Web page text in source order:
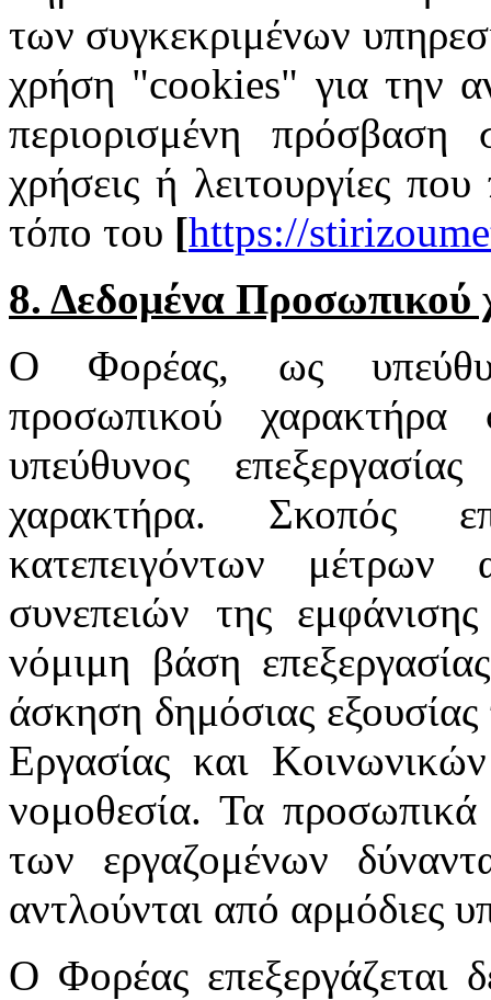
των συγκεκριμένων
χρήση "cookies" για την
περιορισμένη πρόσβαση
χρήσεις ή λειτουργίες
τόπο του [https://
8. Δεδομένα Προσωπικού
Ο Φορέας, ως
προσωπικού
υπεύθυνος
χαρακτήρα. Σκοπός
κατεπειγόντων μέτρων
συνεπειών της
νόμιμη βάση
άσκηση δημόσιας
Εργασίας και
νομοθεσία. Τα προσωπικά
των εργαζομένων
αντλούνται από αρμόδιες
Ο Φορέας επεξεργάζεται